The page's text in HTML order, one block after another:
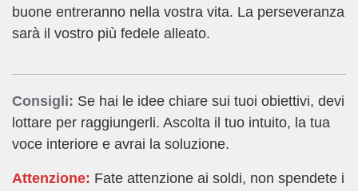
buone entreranno nella vostra vita. La perseveranza
sarà il vostro più fedele alleato.
Consigli: Se hai le idee chiare sui tuoi obiettivi, devi
lottare per raggiungerli. Ascolta il tuo intuito, la tua
voce interiore e avrai la soluzione.
Attenzione: Fate attenzione ai soldi, non spendete i